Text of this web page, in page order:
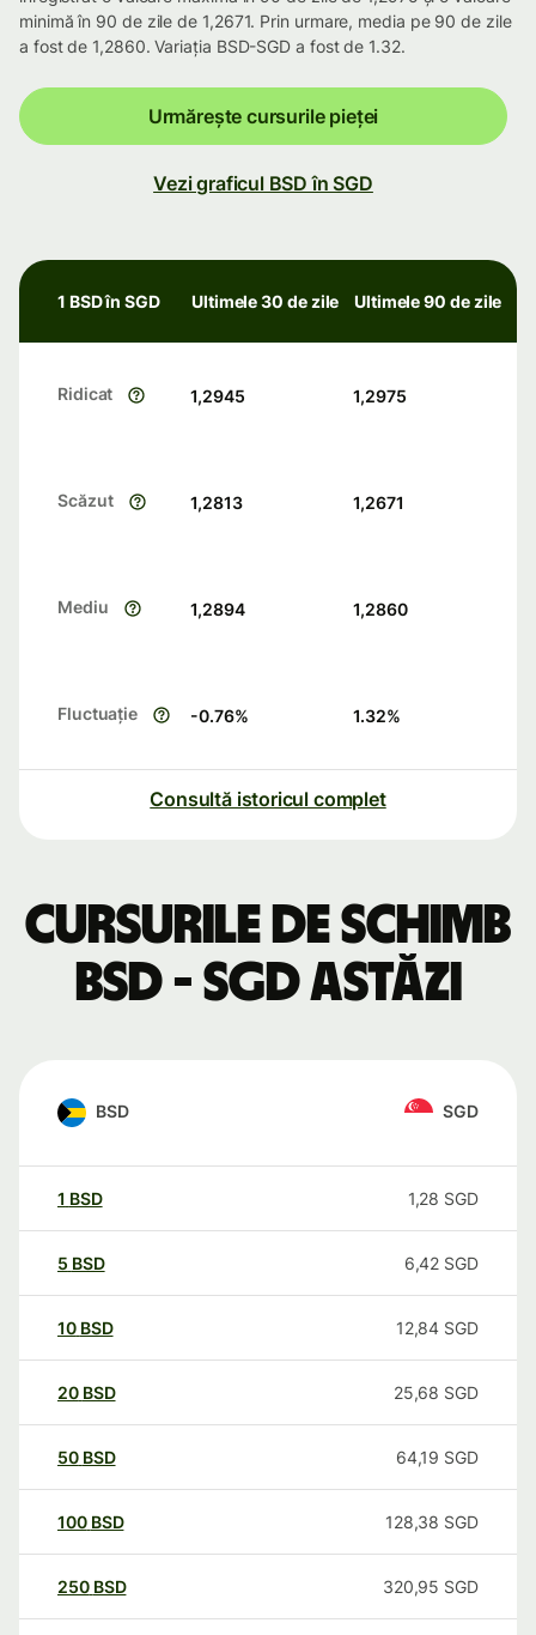
minimă în 90 de zile de 1,2671. Prin urmare, media pe 90 de zile
a fost de 1,2860. Variația BSD-SGD a fost de 1.32.
Urmărește cursurile pieței
Vezi graficul BSD în SGD
1 BSD în SGD Ultimele 30 de zile Ultimele 90 de zile
Ridicat 1,2945 1,2975
Scăzut 1,2813 1,2671
Mediu 1,2894 1,2860
Fluctuație -0.76% 1.32%
Consultă istoricul complet
Cursurile de schimb
BSD - SGD astăzi
BSD SGD
1 BSD 1,28 SGD
5 BSD 6,42 SGD
10 BSD 12,84 SGD
20 BSD 25,68 SGD
50 BSD 64,19 SGD
100 BSD 128,38 SGD
250 BSD 320,95 SGD